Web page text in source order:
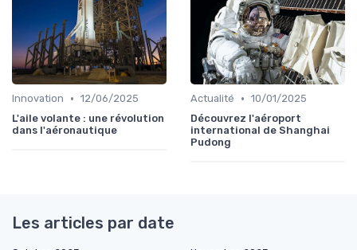
Innovation • 12/06/2025
L'aile volante : une révolution
dans l'aéronautique
Actualité • 10/01/2025
Découvrez l'aéroport
international de Shanghai
Pudong
Les articles par date